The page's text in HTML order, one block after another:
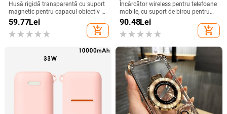
Husă rigidă transparentă cu suport
magnetic pentru capacul obiectiv –
pentru iPhone 17 Pro Max
59.77Lei
add_shopping_cart
Încărcător wireless pentru telefoane
mobile, cu suport de birou pentru
utilizare orizontală sau verticală,
QC3.0, 2 A, 15 W, Încărcare rapidă
90.48Lei
add_shopping_cart